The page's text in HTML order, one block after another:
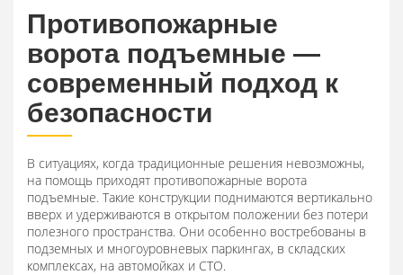
Противопожарные
ворота подъемные —
современный подход к
безопасности
В ситуациях, когда традиционные решения невозможны,
на помощь приходят противопожарные ворота
подъемные. Такие конструкции поднимаются вертикально
вверх и удерживаются в открытом положении без потери
полезного пространства. Они особенно востребованы в
подземных и многоуровневых паркингах, в складских
комплексах, на автомойках и СТО.